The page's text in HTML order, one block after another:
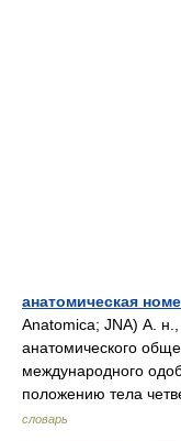
анатомическая
Anatomica; JNA) А.
анатомического
международного
положению тела
словарь